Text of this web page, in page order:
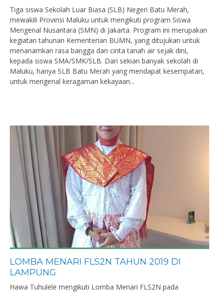
Tiga siswa Sekolah Luar Biasa (SLB) Negeri Batu Merah,
mewakili Provinsi Maluku untuk mengikuti program Siswa
Mengenal Nusantara (SMN) di Jakarta. Program ini merupakan
kegiatan tahunan Kementerian BUMN, yang ditujukan untuk
menanamkan rasa bangga dan cinta tanah air sejak dini,
kepada siswa SMA/SMK/SLB. Dari sekian banyak sekolah di
Maluku, hanya SLB Batu Merah yang mendapat kesempatan,
untuk mengenal keragaman kekayaan...
LOMBA MENARI FLS2N TAHUN 2019 DI
LAMPUNG
Hawa Tuhulele mengikuti Lomba Menari FLS2N pada